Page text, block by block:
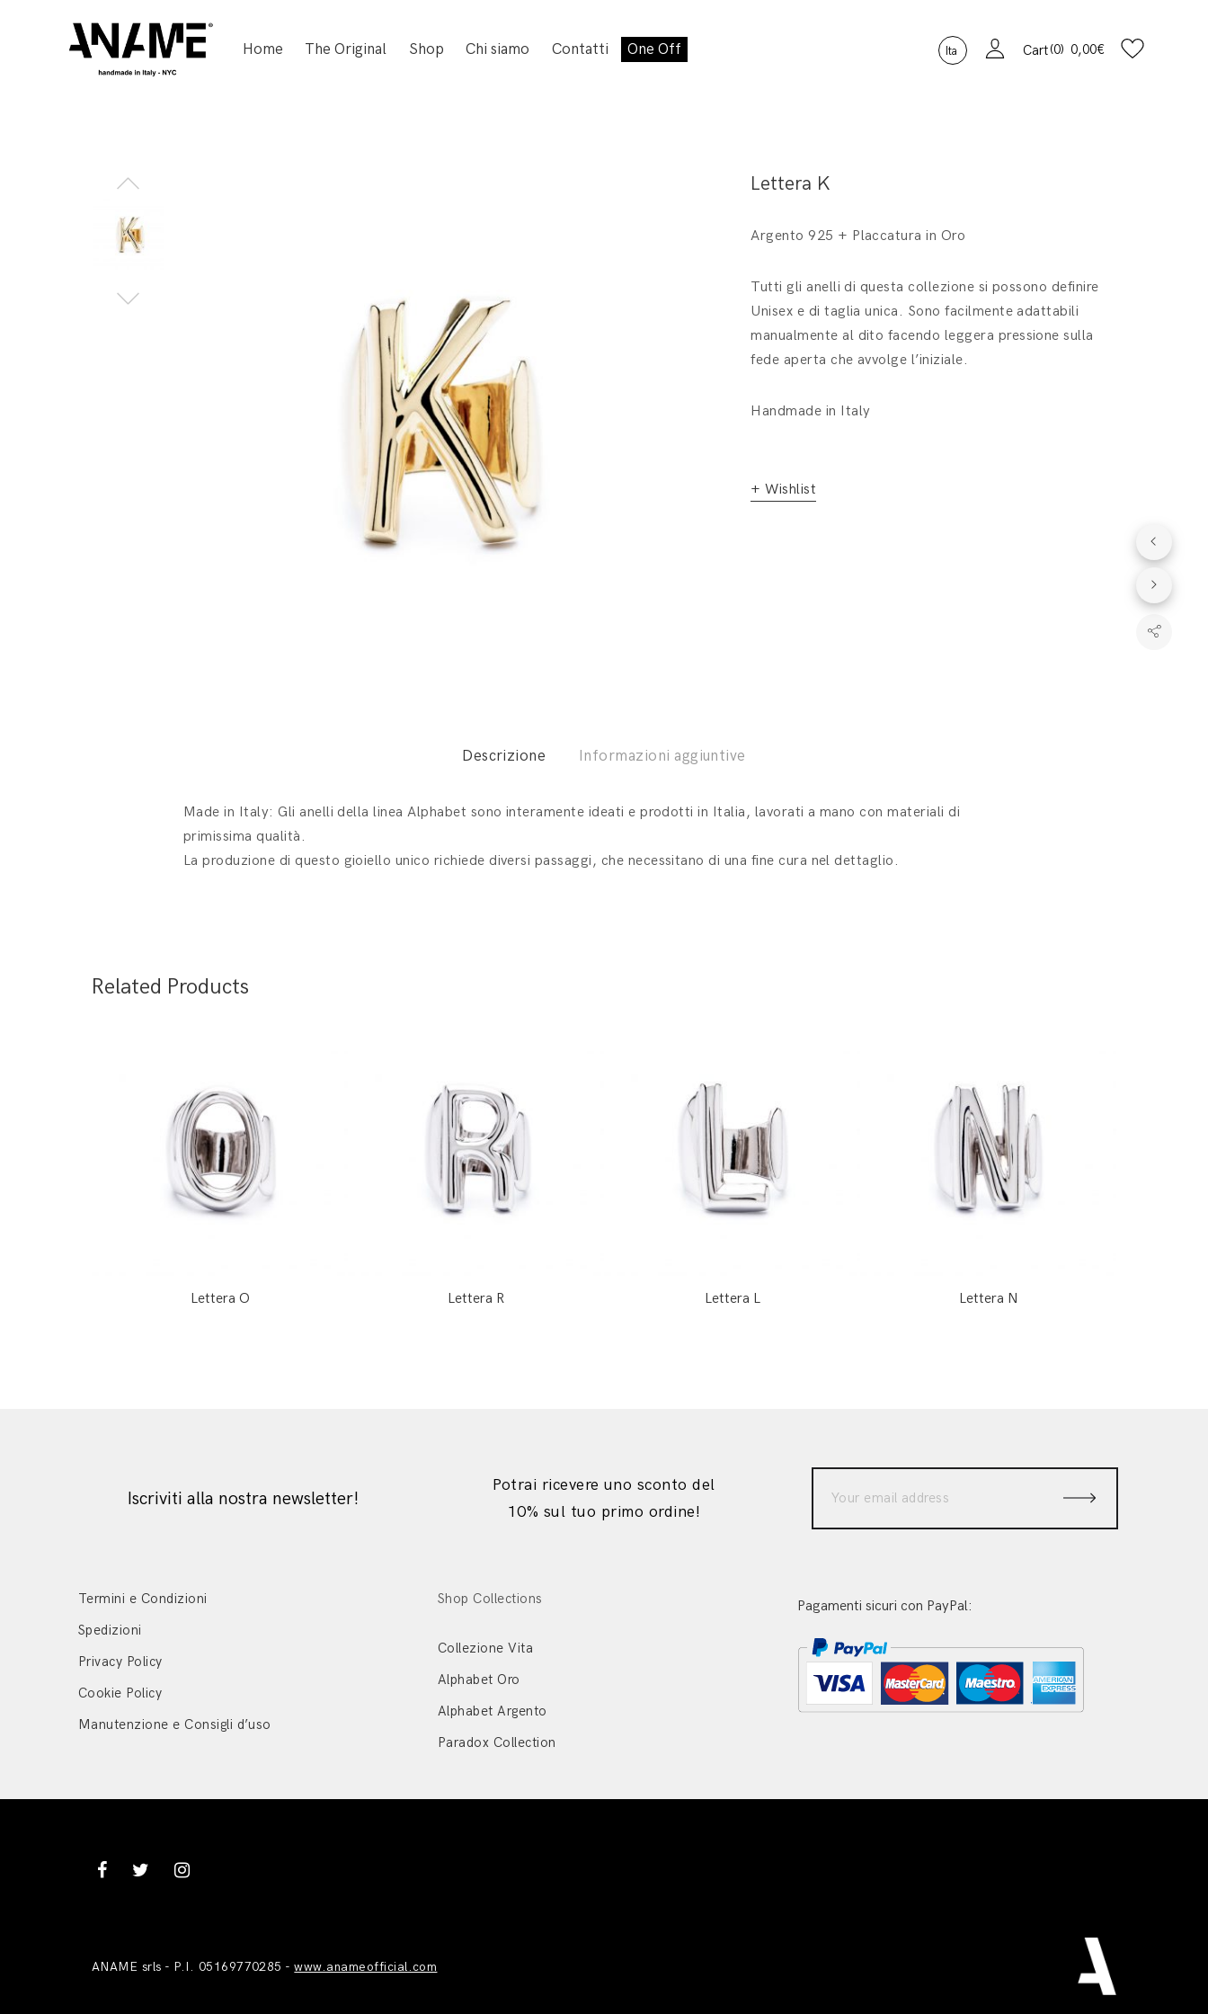
Home The Original Shop Chi siamo Contatti One Off Ita Cart 0 0,00€
Lettera K
Argento 925 + Placcatura in Oro
Tutti gli anelli di questa collezione si possono definire
Unisex e di taglia unica. Sono facilmente adattabili
manualmente al dito facendo leggera pressione sulla
fede aperta che avvolge l’iniziale.
Handmade in Italy
+ Wishlist
Descrizione Informazioni aggiuntive
Made in Italy: Gli anelli della linea Alphabet sono interamente ideati e prodotti in Italia, lavorati a mano con materiali di
primissima qualità.
La produzione di questo gioiello unico richiede diversi passaggi, che necessitano di una fine cura nel dettaglio.
Related Products
Lettera O Lettera R Lettera L Lettera N
Iscriviti alla nostra newsletter!
Potrai ricevere uno sconto del
10% sul tuo primo ordine!
Termini e Condizioni
Spedizioni
Privacy Policy
Cookie Policy
Manutenzione e Consigli d’uso
Shop Collections
Collezione Vita
Alphabet Oro
Alphabet Argento
Paradox Collection
Pagamenti sicuri con PayPal:
ANAME srls - P.I. 05169770285 -www.anameofficial.com